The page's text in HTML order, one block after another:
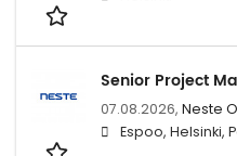
Senior Project
07.08.2026, Neste
Espoo, Helsinki,